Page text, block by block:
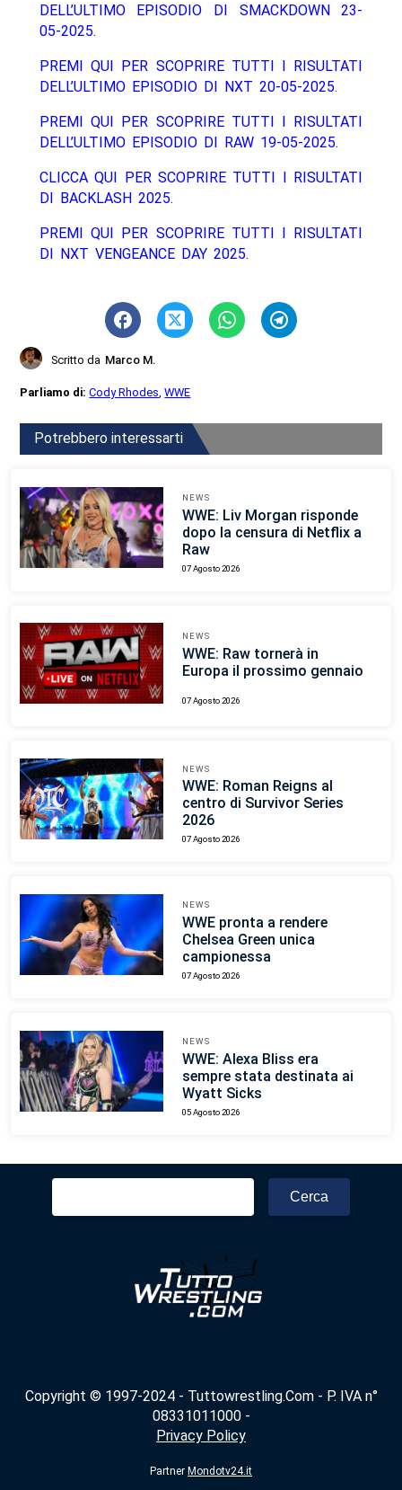
DELL’ULTIMO EPISODIO DI SMACKDOWN 23-
05-2025.
PREMI QUI PER SCOPRIRE TUTTI I RISULTATI
DELL’ULTIMO EPISODIO DI NXT 20-05-2025.
PREMI QUI PER SCOPRIRE TUTTI I RISULTATI
DELL’ULTIMO EPISODIO DI RAW 19-05-2025.
CLICCA QUI PER SCOPRIRE TUTTI I RISULTATI
DI BACKLASH 2025.
PREMI QUI PER SCOPRIRE TUTTI I RISULTATI
DI NXT VENGEANCE DAY 2025.
Scritto da Marco M.
Parliamo di:Cody Rhodes,WWE
Potrebbero interessarti
NEWS
WWE: Liv Morgan risponde
dopo la censura di Netflix a
Raw
07 Agosto 2026
NEWS
WWE: Raw tornerà in
Europa il prossimo gennaio
07 Agosto 2026
NEWS
WWE: Roman Reigns al
centro di Survivor Series
2026
07 Agosto 2026
NEWS
WWE pronta a rendere
Chelsea Green unica
campionessa
07 Agosto 2026
NEWS
WWE: Alexa Bliss era
sempre stata destinata ai
Wyatt Sicks
05 Agosto 2026
Ricerca
Copyright © 1997-2024 - Tuttowrestling.Com - P. IVA n°
08331011000 -
Privacy Policy
Partner Mondotv24.it